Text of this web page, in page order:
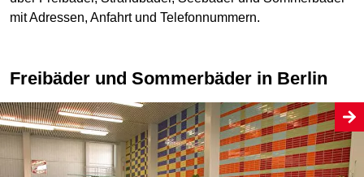
mit Adressen, Anfahrt und Telefonnummern.
Freibäder und Sommerbäder in Berlin